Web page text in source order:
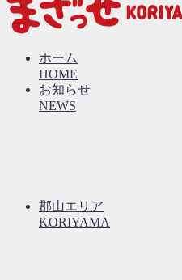
ホーム
HOME
お知らせ
NEWS
郡山エリア
KORIYAMA